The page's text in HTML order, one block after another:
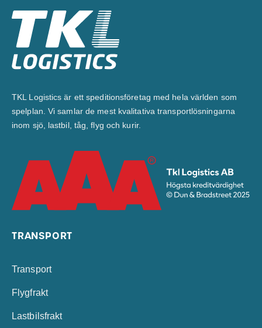
TKL Logistics är ett speditionsföretag med hela världen som
spelplan. Vi samlar de mest kvalitativa transportlösningarna
inom sjö, lastbil, tåg, flyg och kurir.
TRANSPORT
Transport
Flygfrakt
Lastbilsfrakt